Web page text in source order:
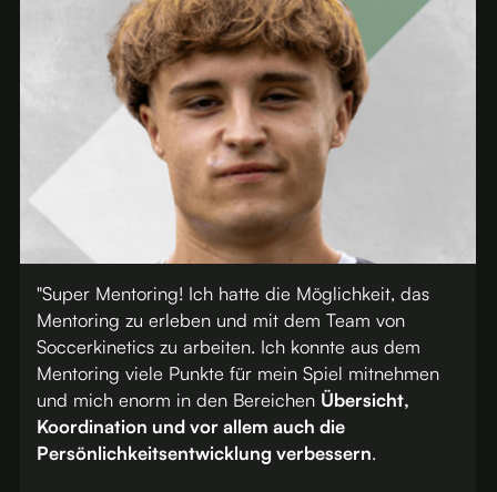
"Super Mentoring! Ich hatte die Möglichkeit, das
Mentoring zu erleben und mit dem Team von
Soccerkinetics zu arbeiten. Ich konnte aus dem
Mentoring viele Punkte für mein Spiel mitnehmen
und mich enorm in den BereichenÜbersicht,
Koordination und vor allem auch die
Persönlichkeitsentwicklung verbessern